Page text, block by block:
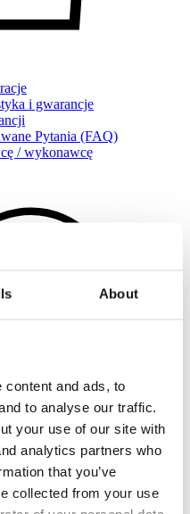
About
content and ads, to
to analyse our traffic.
your use of our site with
analytics partners who
that you’ve
collected from your use
i gwarancje
Pytania (FAQ)
/ wykonawcę
i gwarancje